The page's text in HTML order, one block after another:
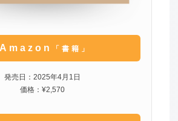
Amazon 「書籍」
発売日：2025年4月1日
価格：¥2,570